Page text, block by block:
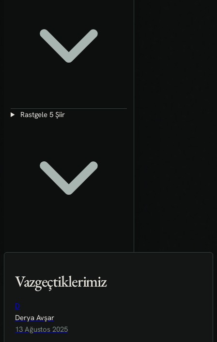
Rastgele 5 Şiir
Vazgeçtiklerimiz
D
Derya Avşar
13 Ağustos 2025